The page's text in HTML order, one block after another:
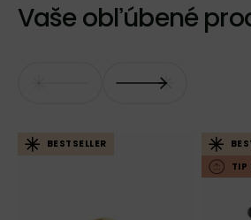
Vaše obľúbené
BESTSELLER
TIP